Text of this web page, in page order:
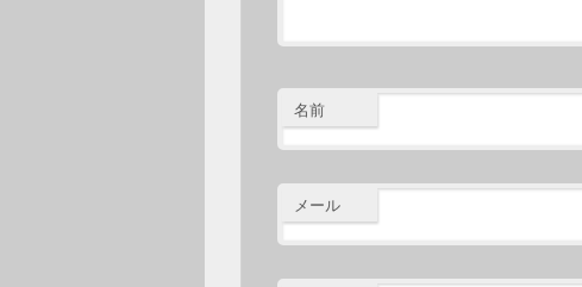
名前
メール